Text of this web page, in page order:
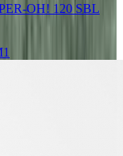
OH! 120 SBL